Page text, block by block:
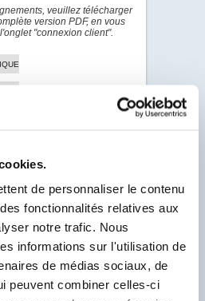
de personnaliser le contenu
fonctionnalités relatives aux
notre trafic. Nous
informations sur l'utilisation de
de médias sociaux, de
peuvent combiner celles-ci
tous les PDF de ce
saisissez votre N° Compte
F.
veuillez télécharger
version PDF, en vous
"connexion client".